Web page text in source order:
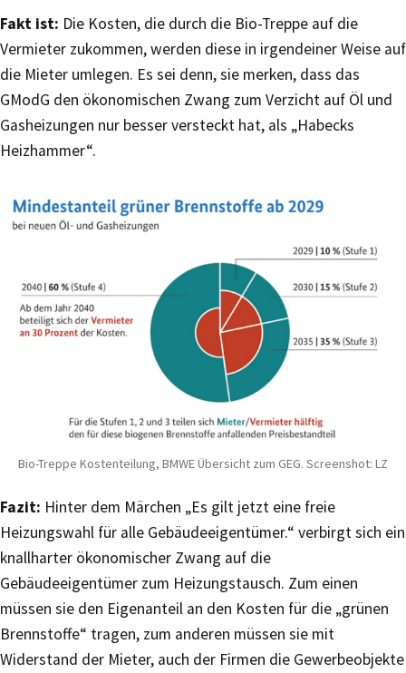
Fakt ist: Die Kosten, die durch die Bio-Treppe auf die
Vermieter zukommen, werden diese in irgendeiner Weise auf
die Mieter umlegen. Es sei denn, sie merken, dass das
GModG den ökonomischen Zwang zum Verzicht auf Öl und
Gasheizungen nur besser versteckt hat, als „Habecks
Heizhammer“.
Bio-Treppe Kostenteilung, BMWE Übersicht zum GEG. Screenshot: LZ
Fazit: Hinter dem Märchen „Es gilt jetzt eine freie
Heizungswahl für alle Gebäudeeigentümer.“ verbirgt sich ein
knallharter ökonomischer Zwang auf die
Gebäudeeigentümer zum Heizungstausch. Zum einen
müssen sie den Eigenanteil an den Kosten für die „grünen
Brennstoffe“ tragen, zum anderen müssen sie mit
Widerstand der Mieter, auch der Firmen die Gewerbeobjekte